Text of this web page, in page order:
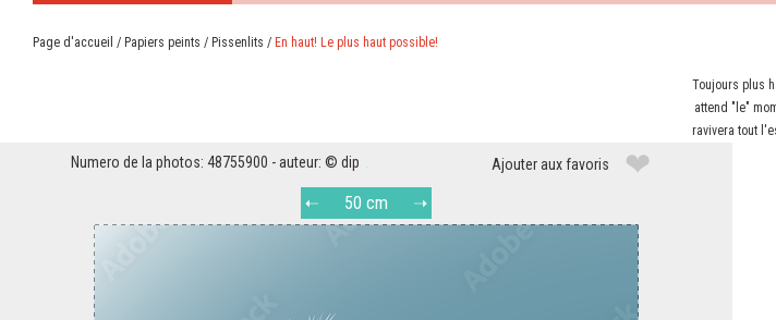
Page d'accueil / Papiers peints / Pissenlits / En haut! Le plus haut possible!
Toujours plus
attend "le"
ravivera tout
Numero de la photos: 48755900 - auteur: © dip Ajouter aux favoris ❤
50 cm